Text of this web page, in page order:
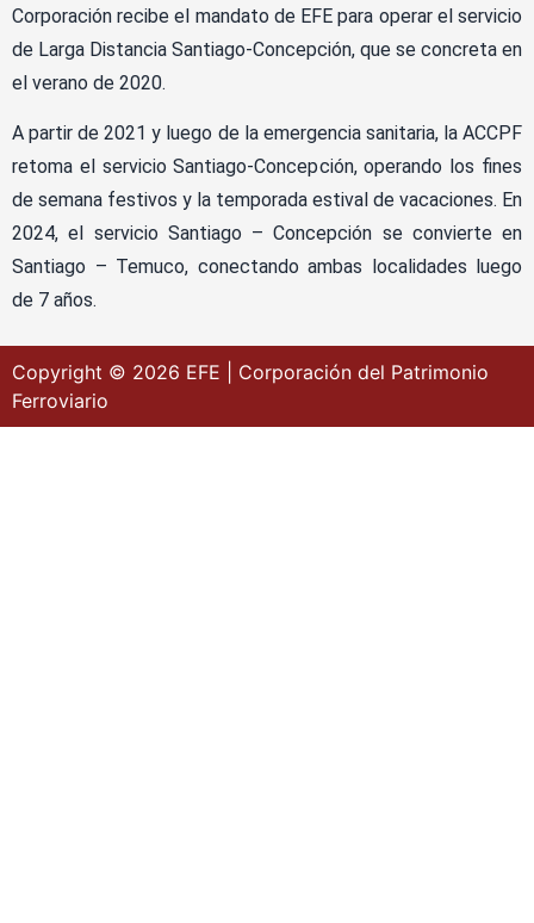
Corporación recibe el mandato de EFE para operar el servicio
de Larga Distancia Santiago-Concepción, que se concreta en
el verano de 2020.
A partir de 2021 y luego de la emergencia sanitaria, la ACCPF
retoma el servicio Santiago-Concepción, operando los fines
de semana festivos y la temporada estival de vacaciones. En
2024, el servicio Santiago – Concepción se convierte en
Santiago – Temuco, conectando ambas localidades luego
de 7 años.
Copyright © 2026 EFE | Corporación del Patrimonio
Ferroviario